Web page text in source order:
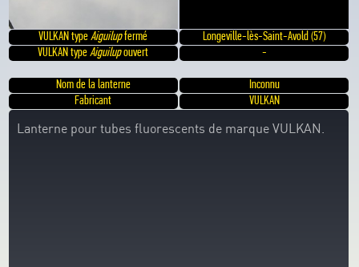
VULKAN typeAiguilupfermé
Longeville-lès-Saint-Avold (57)
VULKAN typeAiguilupouvert -
Nom de la lanterne
Inconnu
Fabricant
VULKAN
Lanterne pour tubes fluorescents de marque VULKAN.